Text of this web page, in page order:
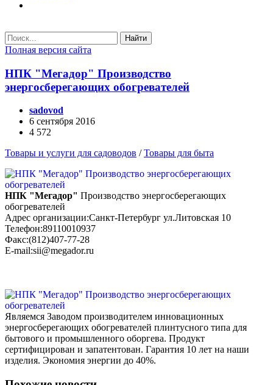
Найти
Полная версия сайта
НПК "Мегадор" Производство
энергосберегающих обогревателей
sadovod
6 сентября 2016
4 572
Товары и услуги для садоводов /Товары для быта
НПК "Мегадор" Производство энергосберегающих
обогревателей
Адрес организации:Санкт-Петербург ул.Литовская 10
Телефон:89110010937
Факс:(812)407-77-28
E-mail:sii@megador.ru
Являемся Заводом производителем инновационных
энергосберегающих обогревателей плинтусного типа для
бытового и промышленного оборгева. Продукт
сертифицирован и запатентован. Гарантия 10 лет на наши
изделия. Экономия энергии до 40%.